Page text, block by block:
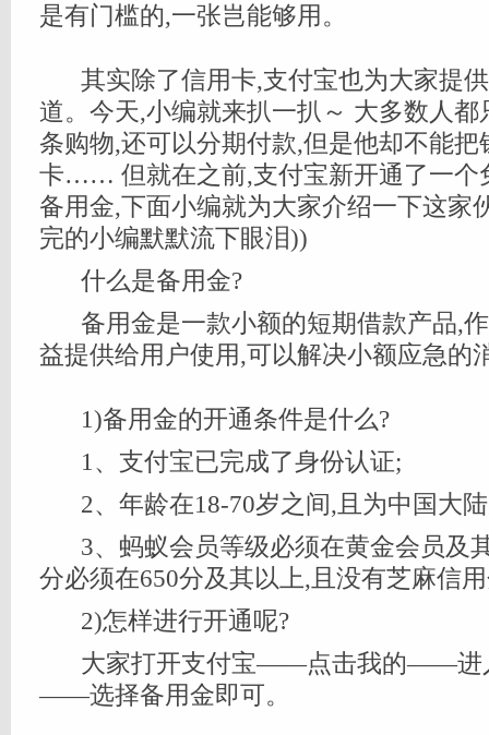
是有门槛的,一张岂能够用。
其实除了信用卡,支付宝也为大家提
道。今天,小编就来扒一扒～ 大多数人
条购物,还可以分期付款,但是他却不能把
卡…… 但就在之前,支付宝新开通了一
备用金,下面小编就为大家介绍一下这家
完的小编默默流下眼泪))
什么是备用金?
备用金是一款小额的短期借款产品,
益提供给用户使用,可以解决小额应急的
1)备用金的开通条件是什么?
1、支付宝已完成了身份认证;
2、年龄在18-70岁之间,且为中国大
3、蚂蚁会员等级必须在黄金会员及
分必须在650分及其以上,且没有芝麻信
2)怎样进行开通呢?
大家打开支付宝——点击我的——进
——选择备用金即可。